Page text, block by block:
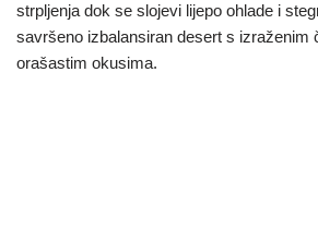
strpljenja dok se slojevi lijepo ohlade i
savršeno izbalansiran desert s izraženim
orašastim okusima.